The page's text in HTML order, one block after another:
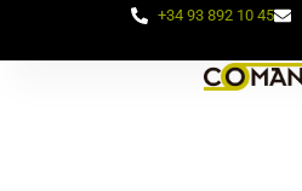
+34 93 892 10 45